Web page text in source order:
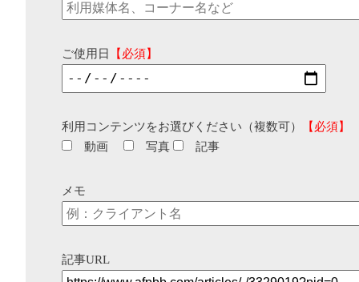
ご使用日 【必須】
利用コンテンツをお選びください（複数可）
【必須】
動画
写真 記事
メモ
記事URL